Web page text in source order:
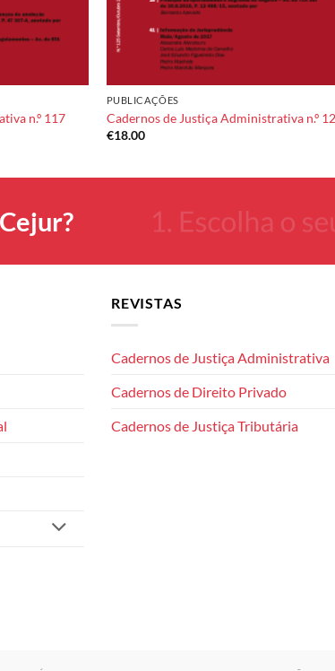
n.º 117
PUBLICAÇÕES
Cadernos de Justiça Administrativa n.º
€18.00
REVISTAS
Cadernos de Justiça Administrativa
Cadernos de Direito Privado
Cadernos de Justiça Tributária